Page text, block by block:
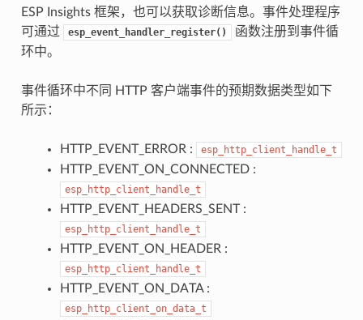
ESP Insights 框架，也可以获取诊断信息。事件处理程序
可通过
esp_event_handler_register()
函数注册到事件循
环中。
事件循环中不同 HTTP 客户端事件的预期数据类型如下
所示：
HTTP_EVENT_ERROR : esp_http_client_handle_t
HTTP_EVENT_ON_CONNECTED :
esp_http_client_handle_t
HTTP_EVENT_HEADERS_SENT :
esp_http_client_handle_t
HTTP_EVENT_ON_HEADER :
esp_http_client_handle_t
HTTP_EVENT_ON_DATA :
esp_http_client_on_data_t